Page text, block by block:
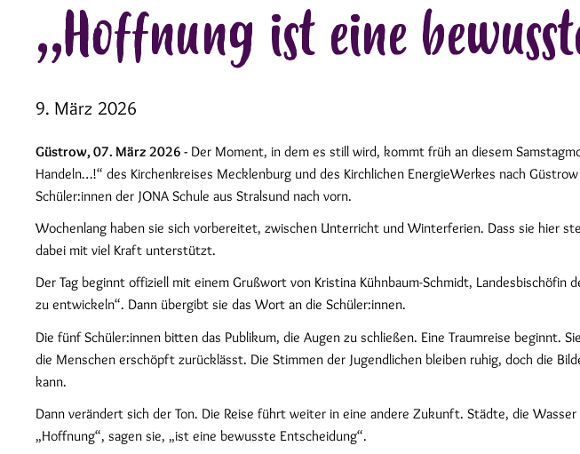
„Hoffnung ist eine
9. März 2026
Güstrow, 07. März 2026 - Der Moment, in dem es still wird, kommt früh an diesem
Handeln…!“ des Kirchenkreises Mecklenburg und des Kirchlichen EnergieWerkes nach
Schüler:innen der JONA Schule aus Stralsund nach vorn.
Wochenlang haben sie sich vorbereitet, zwischen Unterricht und Winterferien. Dass sie hier
dabei mit viel Kraft unterstützt.
Der Tag beginnt offiziell mit einem Grußwort von Kristina Kühnbaum-Schmidt,
zu entwickeln“. Dann übergibt sie das Wort an die Schüler:innen.
Die fünf Schüler:innen bitten das Publikum, die Augen zu schließen. Eine Traumreise
die Menschen erschöpft zurücklässt. Die Stimmen der Jugendlichen bleiben ruhig, doch die
kann.
Dann verändert sich der Ton. Die Reise führt weiter in eine andere Zukunft. Städte, die
„Hoffnung“, sagen sie, „ist eine bewusste Entscheidung“.